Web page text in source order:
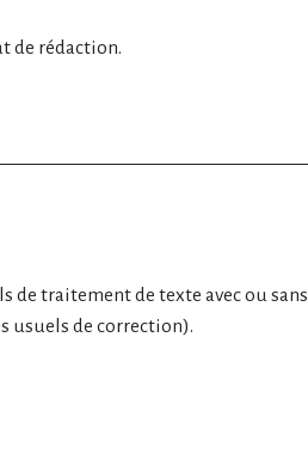
de rédaction.
de traitement de texte avec ou sans
usuels de correction).